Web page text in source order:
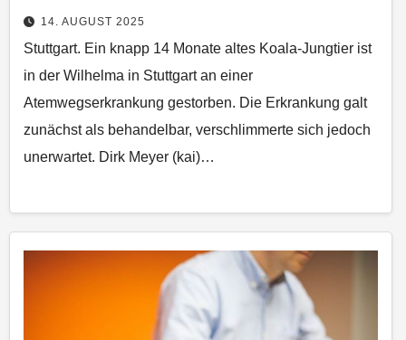
14. AUGUST 2025
Stuttgart. Ein knapp 14 Monate altes Koala-Jungtier ist
in der Wilhelma in Stuttgart an einer
Atemwegserkrankung gestorben. Die Erkrankung galt
zunächst als behandelbar, verschlimmerte sich jedoch
unerwartet. Dirk Meyer (kai)…